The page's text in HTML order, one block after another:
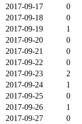
2017-09-17
0
2017-09-18
0
2017-09-19
1
2017-09-20
0
2017-09-21
0
2017-09-22
0
2017-09-23
2
2017-09-24
1
2017-09-25
0
2017-09-26
1
2017-09-27
0